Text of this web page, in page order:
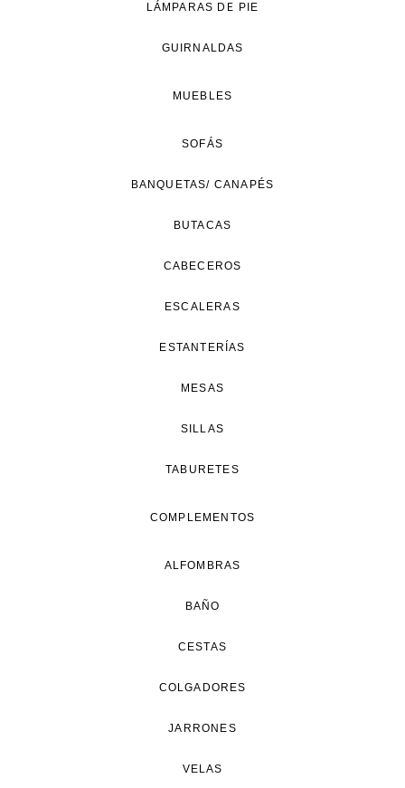
LÁMPARAS DE PIE
GUIRNALDAS
MUEBLES
SOFÁS
BANQUETAS/ CANAPÉS
BUTACAS
CABECEROS
ESCALERAS
ESTANTERÍAS
MESAS
SILLAS
TABURETES
COMPLEMENTOS
ALFOMBRAS
BAÑO
CESTAS
COLGADORES
JARRONES
VELAS